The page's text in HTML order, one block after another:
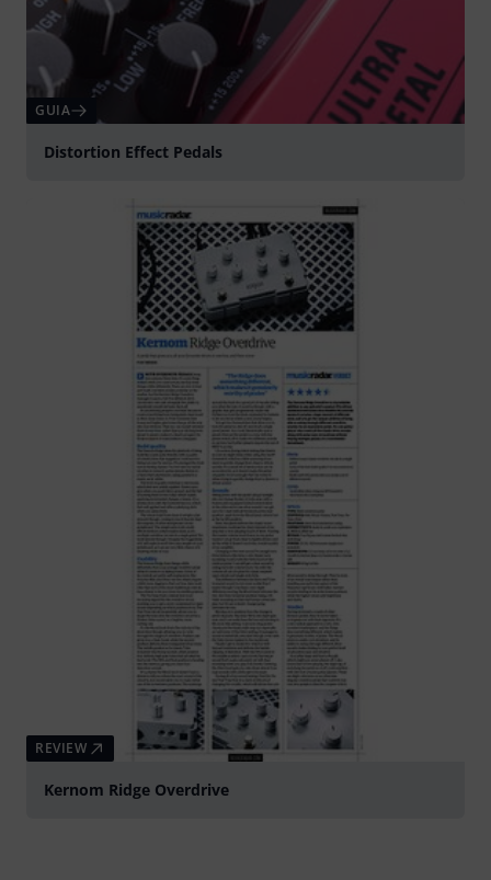
GUIA
Distortion Effect Pedals
REVIEW
Kernom Ridge Overdrive